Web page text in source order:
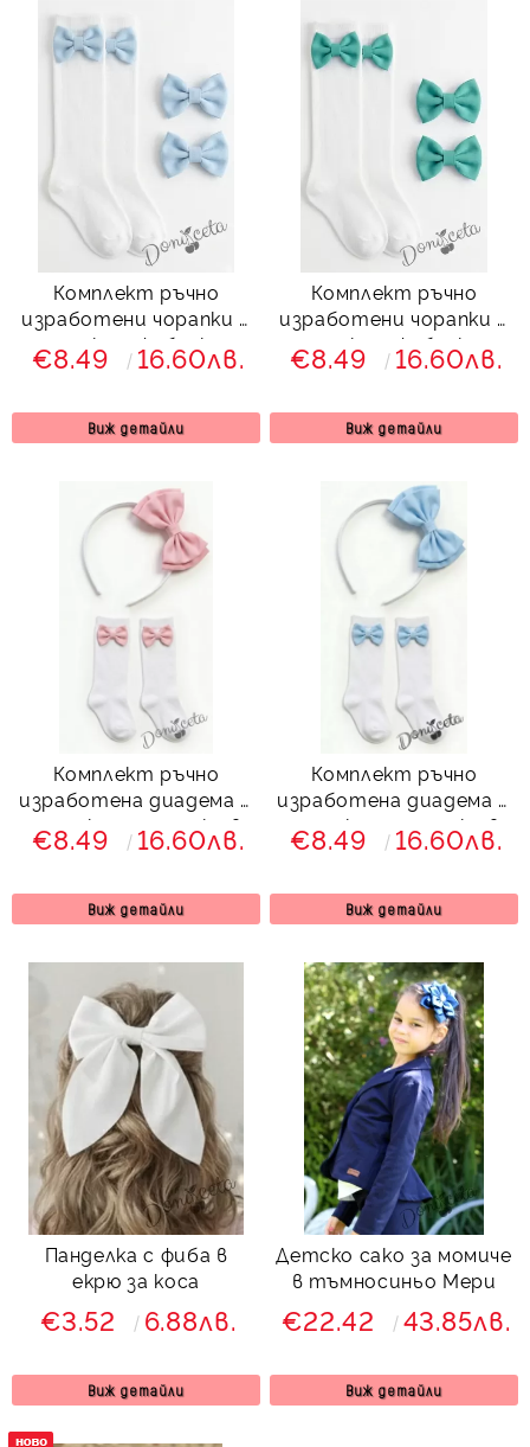
Комплект ръчно
изработени чорапки с
панделки и фибички за
коса в светлосиньо
€8.49 16.60лв.
Виж детайли
Комплект ръчно
изработени чорапки с
панделки и фибички за
коса в тюркоаз
€8.49 16.60лв.
Виж детайли
Комплект ръчно
изработена диадема и
чорапки с панделки в
розово
€8.49 16.60лв.
Виж детайли
Комплект ръчно
изработена диадема и
чорапки с панделки в
светлосиньо
€8.49 16.60лв.
Виж детайли
Панделка с фиба в
екрю за коса
€3.52 6.88лв.
Виж детайли
Детско сако за момиче
в тъмносиньо Мери
€22.42 43.85лв.
Виж детайли